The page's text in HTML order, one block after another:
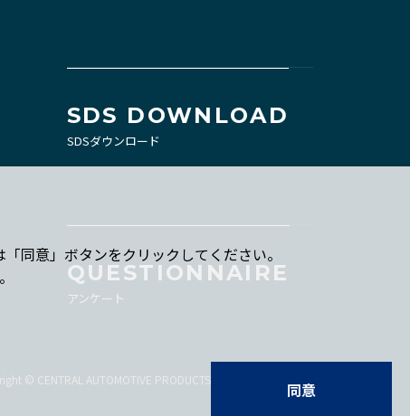
同意」ボタンをクリックしてください。
同意
SDS DOWNLOAD
SDSダウンロード
QUESTIONNAIRE
アンケート
© CENTRAL AUTOMOTIVE PRODUCTS LTD. All Rights Reserved.